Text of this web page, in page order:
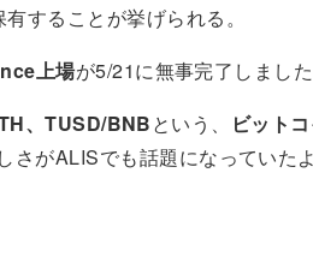
することが挙げられる。
上場が5/21に無事完了しました
、TUSD/BNBという、
ビット
さがALISでも話題になっていたよ